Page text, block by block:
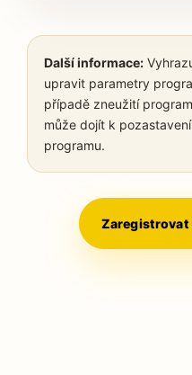
Další informace:
upravit parametry
případě zneužití
může dojít k
programu.
Zaregistrovat